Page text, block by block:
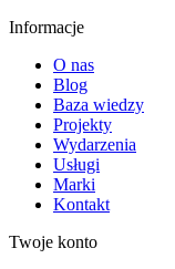
Informacje
O nas
Blog
Baza wiedzy
Projekty
Wydarzenia
Usługi
Marki
Kontakt
Twoje konto